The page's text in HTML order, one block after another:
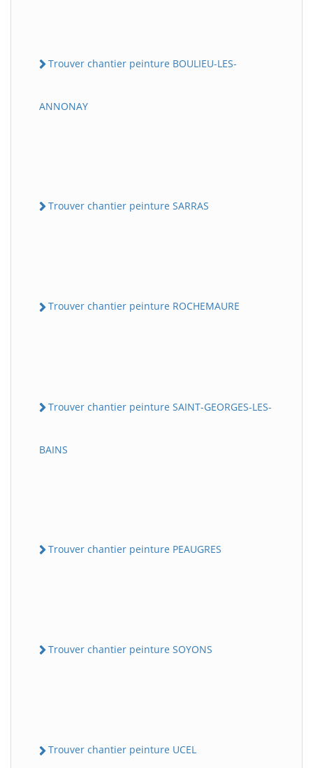
Trouver chantier peinture BOULIEU-LES-
ANNONAY
Trouver chantier peinture SARRAS
Trouver chantier peinture ROCHEMAURE
Trouver chantier peinture SAINT-GEORGES-LES-
BAINS
Trouver chantier peinture PEAUGRES
Trouver chantier peinture SOYONS
Trouver chantier peinture UCEL